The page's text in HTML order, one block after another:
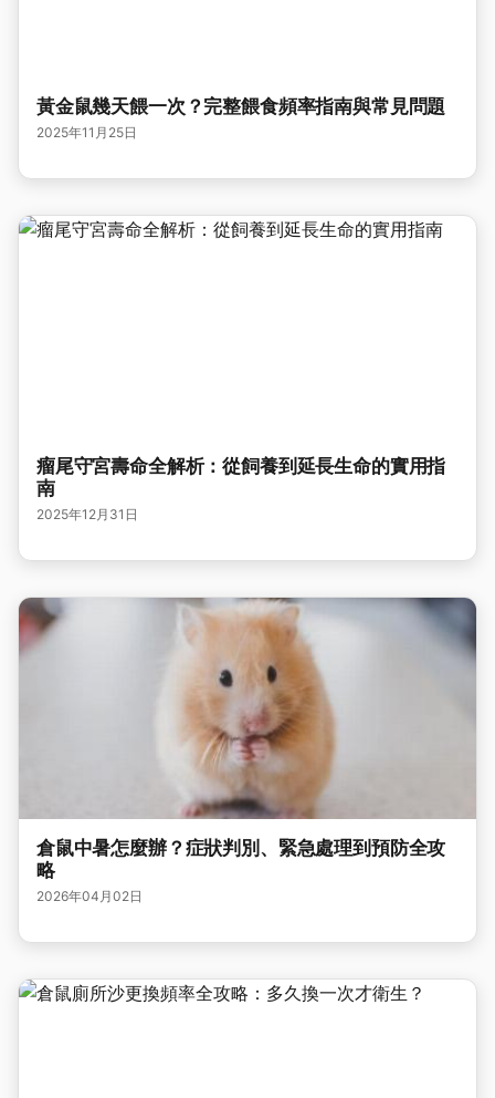
黃金鼠幾天餵一次？完整餵食頻率指南與常見問題
2025年11月25日
瘤尾守宮壽命全解析：從飼養到延長生命的實用指
南
2025年12月31日
倉鼠中暑怎麼辦？症狀判別、緊急處理到預防全攻
略
2026年04月02日